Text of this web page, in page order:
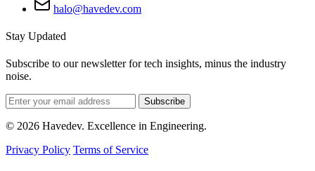
halo@havedev.com
Stay Updated
Subscribe to our newsletter for tech insights, minus the industry
noise.
Subscribe
© 2026 Havedev. Excellence in Engineering.
Privacy Policy Terms of Service